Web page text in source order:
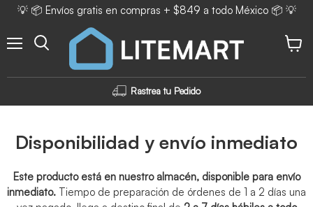
💡 📦 Envíos gratis en compras + $849 a todo México 📦 💡
Rastrea tu Pedido
Disponibilidad y envío inmediato
Este producto está en nuestro almacén, disponible para envío
inmediato. Tiempo de preparación de órdenes de 1 a 2 días una